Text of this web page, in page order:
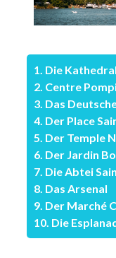
1. Die
2. Centre
3. Das
4. Der Place
5. Der Temple
6. Der Jardin
7. Die Abtei
8. Das Arsenal
9. Der Marché
10. Die